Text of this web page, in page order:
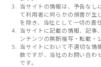
当サイトの情報は、予告なし
て利用者に何らかの損害が生
を除き、当社として一切の責
当サイトに記載の情報、記事
ンテンツの無断複写・転載・
当サイトにおいて不適切な情
数ですが、当社のお問い合わ
です。